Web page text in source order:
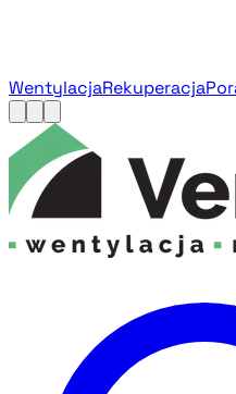
WentylacjaRekuperacja